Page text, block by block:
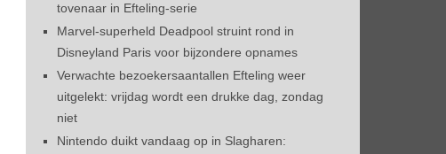
tovenaar in Efteling-serie
Marvel-superheld Deadpool struint rond in
Disneyland Paris voor bijzondere opnames
Verwachte bezoekersaantallen Efteling weer
uitgelekt: vrijdag wordt een drukke dag, zondag
niet
Nintendo duikt vandaag op in Slagharen: